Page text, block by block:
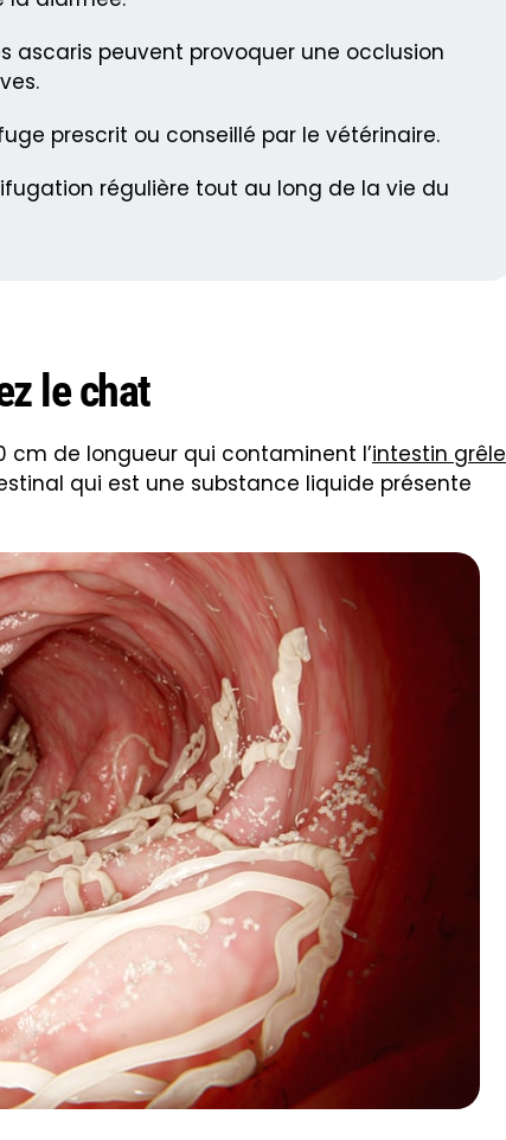
ascaris peuvent provoquer une occlusion
prescrit ou conseillé par le vétérinaire.
régulière tout au long de la vie du
le chat
cm de longueur qui contaminent l’intestin grêle
qui est une substance liquide présente